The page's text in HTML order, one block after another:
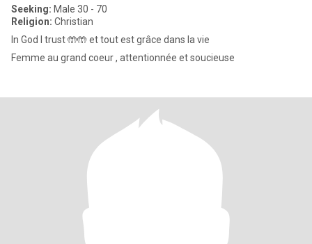
Seeking: Male 30 - 70
Religion: Christian
In God I trust 🤲🤲 et tout est grâce dans la vie
Femme au grand coeur , attentionnée et soucieuse